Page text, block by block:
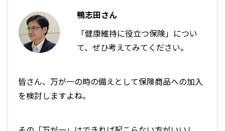
鴨志田さん
「健康維持に役立つ保険」につい
て、ぜひ考えてみてください。
皆さん、万が一の時の備えとして保険商品への加入
を検討しますよね。